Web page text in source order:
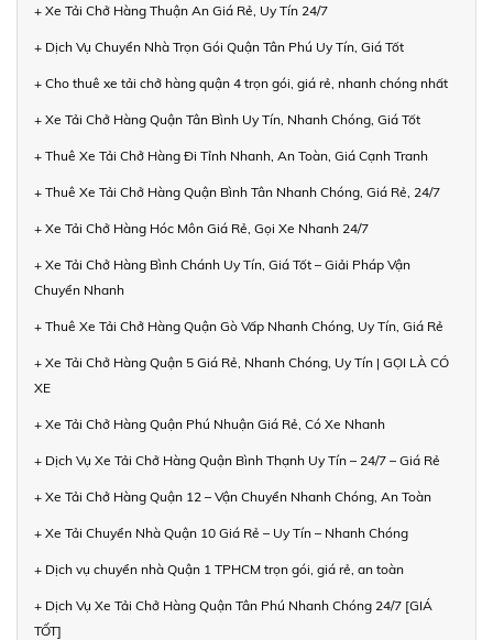
+ Xe Tải Chở Hàng Thuận An Giá Rẻ, Uy Tín 24/7
+ Dịch Vụ Chuyển Nhà Trọn Gói Quận Tân Phú Uy Tín, Giá Tốt
+ Cho thuê xe tải chở hàng quận 4 trọn gói, giá rẻ, nhanh chóng nhất
+ Xe Tải Chở Hàng Quận Tân Bình Uy Tín, Nhanh Chóng, Giá Tốt
+ Thuê Xe Tải Chở Hàng Đi Tỉnh Nhanh, An Toàn, Giá Cạnh Tranh
+ Thuê Xe Tải Chở Hàng Quận Bình Tân Nhanh Chóng, Giá Rẻ, 24/7
+ Xe Tải Chở Hàng Hóc Môn Giá Rẻ, Gọi Xe Nhanh 24/7
+ Xe Tải Chở Hàng Bình Chánh Uy Tín, Giá Tốt – Giải Pháp Vận
Chuyển Nhanh
+ Thuê Xe Tải Chở Hàng Quận Gò Vấp Nhanh Chóng, Uy Tín, Giá Rẻ
+ Xe Tải Chở Hàng Quận 5 Giá Rẻ, Nhanh Chóng, Uy Tín | GỌI LÀ CÓ
XE
+ Xe Tải Chở Hàng Quận Phú Nhuận Giá Rẻ, Có Xe Nhanh
+ Dịch Vụ Xe Tải Chở Hàng Quận Bình Thạnh Uy Tín – 24/7 – Giá Rẻ
+ Xe Tải Chở Hàng Quận 12 – Vận Chuyển Nhanh Chóng, An Toàn
+ Xe Tải Chuyển Nhà Quận 10 Giá Rẻ – Uy Tín – Nhanh Chóng
+ Dịch vụ chuyển nhà Quận 1 TPHCM trọn gói, giá rẻ, an toàn
+ Dịch Vụ Xe Tải Chở Hàng Quận Tân Phú Nhanh Chóng 24/7 [GIÁ
TỐT]